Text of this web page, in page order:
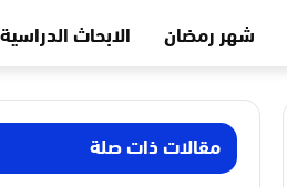
شهر رمضان الابحاث الدراسية
مقالات ذات صلة